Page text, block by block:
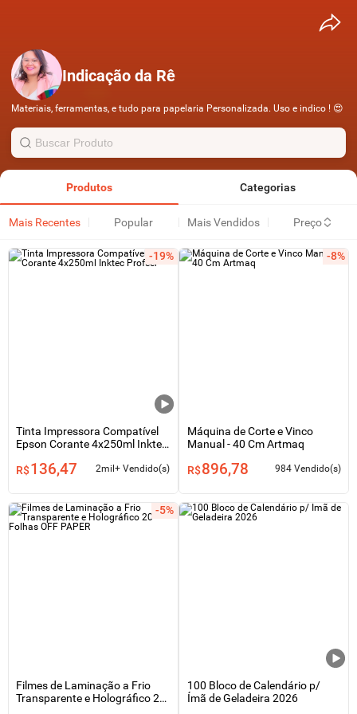
Indicação da Rê
Materiais, ferramentas, e tudo para papelaria Personalizada. Uso e indico ! 😍
Produtos Categorias
Mais Recentes Popular Mais Vendidos Preço
-19%
Tinta Impressora Compatível
Epson Corante 4x250ml Inktec
R$136,47 2mil+ Vendido(s)
-8%
Máquina de Corte e Vinco
Manual - 40 Cm Artmaq
R$896,78 984 Vendido(s)
-5%
Filmes de Laminação a Frio
Transparente e Holográfico 20
100 Bloco de Calendário p/
Ímã de Geladeira 2026